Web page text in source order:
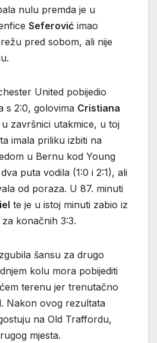
nulu premda je u
Seferović imao
pred sobom, ali nije
United pobijedio
s 2:0, golovima Cristiana
u završnici utakmice, u toj
imala priliku izbiti na
u Bernu kod Young
puta vodila (1:0 i 2:1), ali
od poraza. U 87. minuti
te je u istoj minuti zabio iz
konačnih 3:3.
šansu za drugo
kolu mora pobijediti
terenu jer trenutačno
Nakon ovog rezultata
na Old Traffordu,
mjesta.